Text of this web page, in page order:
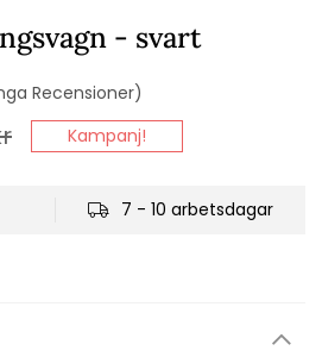
- svart
Recensioner)
Kampanj!
7 - 10 arbetsdagar